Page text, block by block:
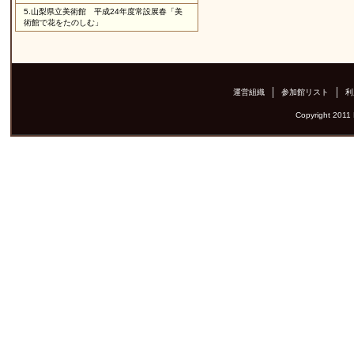
5. 山梨県立美術館 平成24年度常設展春「美
術館で花をたのしむ」
運営組織 参加館リスト
Copyright 2011